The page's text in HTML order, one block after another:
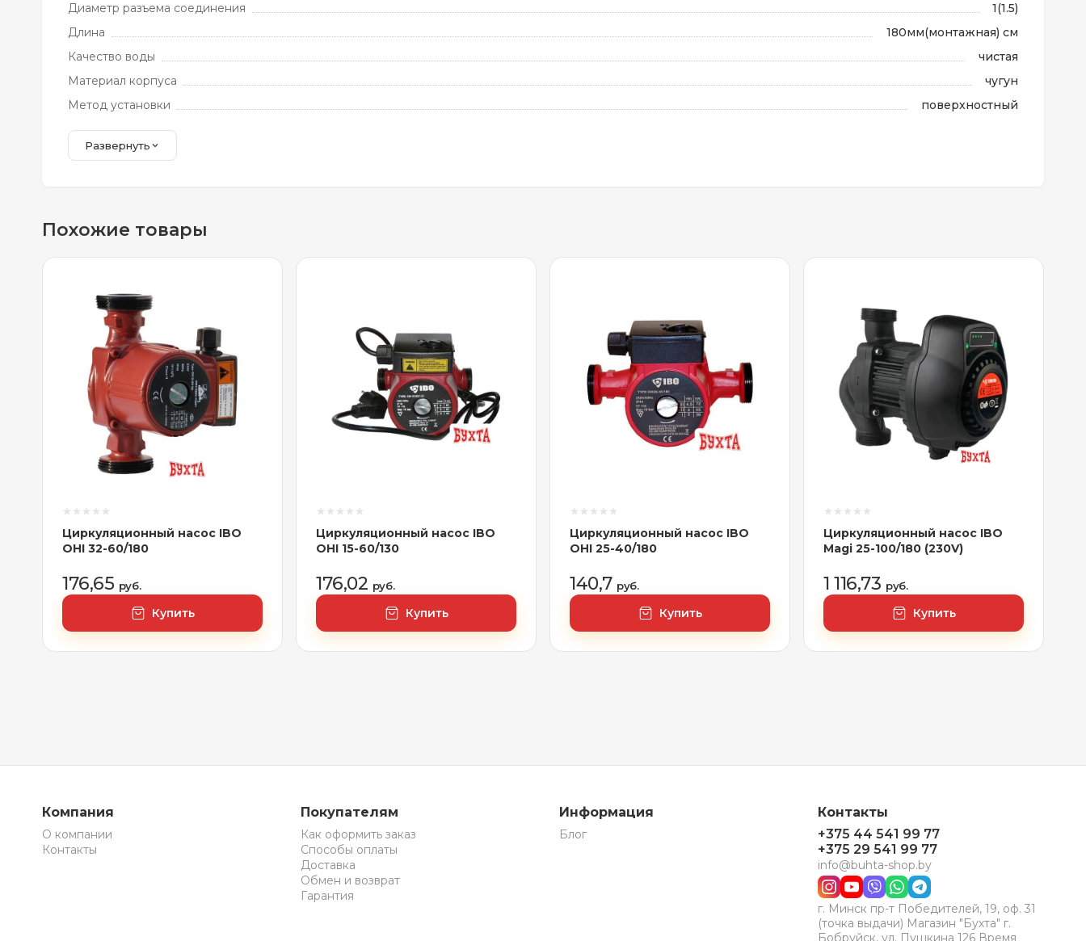
Диаметр разъема соединения
1(1.5)
Длина
180мм(монтажная) см
Качество воды
чистая
Материал корпуса
чугун
Метод установки
поверхностный
Развернуть
Похожие товары
Циркуляционный насос IBO
OHI 32-60/180
176,65 руб.
Купить
Циркуляционный насос IBO
OHI 15-60/130
176,02 руб.
Купить
Циркуляционный насос IBO
OHI 25-40/180
140,7 руб.
Купить
Циркуляционный насос IBO
Magi 25-100/180 (230V)
1 116,73 руб.
Купить
Компания
О компании
Контакты
Покупателям
Как оформить заказ
Способы оплаты
Доставка
Обмен и возврат
Гарантия
Информация
Блог
Контакты
+375 44 541 99 77
+375 29 541 99 77
info@buhta-shop.by
г. Минск пр-т Победителей, 19, оф. 31
(точка выдачи) Магазин "Бухта" г.
Бобруйск, ул. Пушкина 126 Время